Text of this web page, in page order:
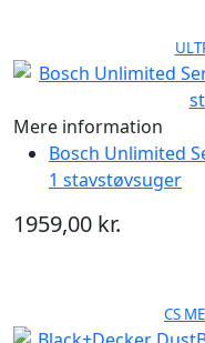
Mere information
Bosch Unlimited
1 stavstøvsuger
1959,00 kr.
CS